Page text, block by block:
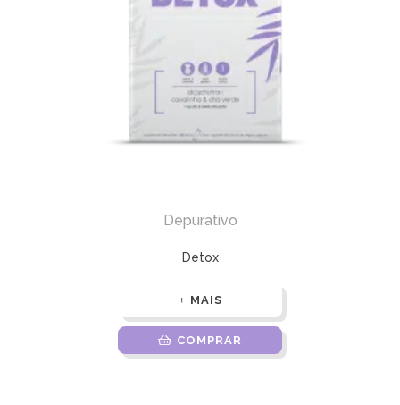
Depurativo
Detox
MAIS
COMPRAR